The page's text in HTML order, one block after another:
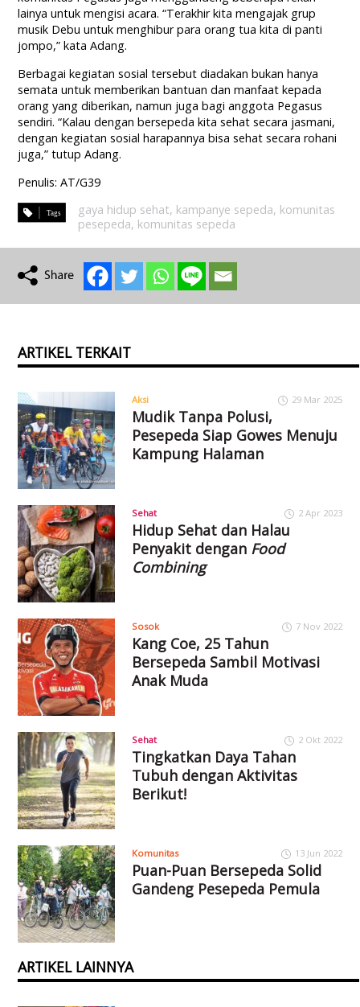
lainya untuk mengisi acara. “Terakhir kita mengajak grup
musik Debu untuk menghibur para orang tua kita di panti
jompo,” kata Adang.
Berbagai kegiatan sosial tersebut diadakan bukan hanya
semata untuk memberikan bantuan dan manfaat kepada
orang yang diberikan, namun juga bagi anggota Pegasus
sendiri. “Kalau dengan bersepeda kita sehat secara jasmani,
dengan kegiatan sosial harapannya bisa sehat secara rohani
juga,” tutup Adang.
Penulis: AT/G39
gaya hidup sehat, kampanye sepeda, komunitas
pesepeda, komunitas sepeda
ARTIKEL TERKAIT
Aksi 29 Mar 2025
Mudik Tanpa Polusi,
Pesepeda Siap Gowes Menuju
Kampung Halaman
Sehat 2 Apr 2023
Hidup Sehat dan Halau
Penyakit dengan Food
Combining
Sosok 7 Nov 2022
Kang Coe, 25 Tahun
Bersepeda Sambil Motivasi
Anak Muda
Sehat 2 Okt 2022
Tingkatkan Daya Tahan
Tubuh dengan Aktivitas
Berikut!
Komunitas 13 Jun 2022
Puan-Puan Bersepeda Solid
Gandeng Pesepeda Pemula
ARTIKEL LAINNYA